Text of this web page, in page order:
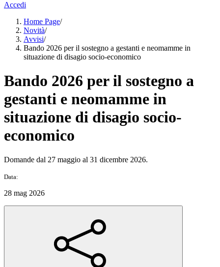
Accedi
Home Page/
Novità/
Avvisi/
Bando 2026 per il sostegno a gestanti e neomamme in
situazione di disagio socio-economico
Bando 2026 per il sostegno a
gestanti e neomamme in
situazione di disagio socio-
economico
Domande dal 27 maggio al 31 dicembre 2026.
Data:
28 mag 2026